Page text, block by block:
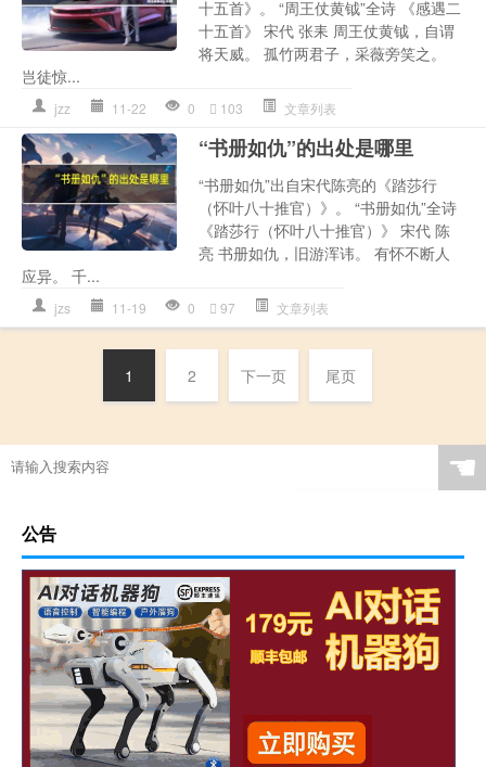
十五首》。 “周王仗黄钺”全诗 《感遇二
十五首》 宋代 张耒 周王仗黄钺，自谓
将天威。 孤竹两君子，采薇旁笑之。
岂徒惊...
jzz 11-22 0 103 文章列表
“书册如仇”的出处是哪里
“书册如仇”出自宋代陈亮的《踏莎行
（怀叶八十推官）》。 “书册如仇”全诗
《踏莎行（怀叶八十推官）》 宋代 陈
亮 书册如仇，旧游浑讳。 有怀不断人
应异。 千...
jzs 11-19 0 97 文章列表
1 2 下一页 尾页
☚
公告